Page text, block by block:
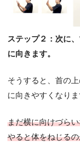
ステップ２：次に
に向きます。
そうすると、首の
に向きやすくなりま
まだ横に向けづら
やると体をねじる